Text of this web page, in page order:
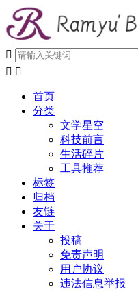

 
首页
分类
文学星空
科技前言
生活碎片
工具推荐
标签
归档
友链
关于
投稿
免责声明
用户协议
违法信息举报